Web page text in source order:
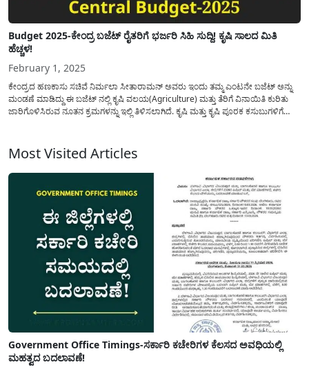
Budget 2025-ಕೇಂದ್ರ ಬಜೆಟ್ ರೈತರಿಗೆ ಭರ್ಜರಿ ಸಿಹಿ ಸುದ್ದಿ! ಕೃಷಿ ಸಾಲದ ಮಿತಿ
ಹೆಚ್ಚಳ!
February 1, 2025
ಕೇಂದ್ರದ ಹಣಕಾಸು ಸಚಿವೆ ನಿರ್ಮಲಾ ಸೀತಾರಾಮನ್ ಅವರು ಇಂದು ತಮ್ಮ ಎಂಟನೇ ಬಜೆಟ್ ಅನ್ನು
ಮಂಡಣೆ ಮಾಡಿದ್ದು ಈ ಬಜೆಟ್ ನಲ್ಲಿ ಕೃಷಿ ವಲಯ(Agriculture) ಮತ್ತು ತೆರಿಗೆ ವಿನಾಯಿತಿ ಕುರಿತು
ಜಾರಿಗೊಳಿಸಿರುವ ನೂತನ ಕ್ರಮಗಳನ್ನು ಇಲ್ಲಿ ತಿಳಿಸಲಾಗಿದೆ. ಕೃಷಿ ಮತ್ತು ಕೃಷಿ ಪೂರಕ ಕಸುಬುಗಳಿಗೆ
Most Visited Articles
Government Office Timings-ಸರ್ಕಾರಿ ಕಚೇರಿಗಳ ಕೆಲಸದ ಅವಧಿಯಲ್ಲಿ
ಮಹತ್ವದ ಬದಲಾವಣೆ!